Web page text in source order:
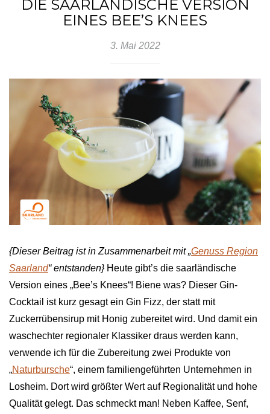
DIE SAARLÄNDISCHE VERSION
EINES BEE’S KNEES
3. Mai 2022
{Dieser Beitrag ist in Zusammenarbeit mit „Genuss Region
Saarland“ entstanden} Heute gibt’s die saarländische
Version eines „Bee’s Knees“! Biene was? Dieser Gin-
Cocktail ist kurz gesagt ein Gin Fizz, der statt mit
Zuckerrübensirup mit Honig zubereitet wird. Und damit ein
waschechter regionaler Klassiker draus werden kann,
verwende ich für die Zubereitung zwei Produkte von
„Naturbursche“, einem familiengeführten Unternehmen in
Losheim. Dort wird größter Wert auf Regionalität und hohe
Qualität gelegt. Das schmeckt man! Neben Kaffee, Senf,